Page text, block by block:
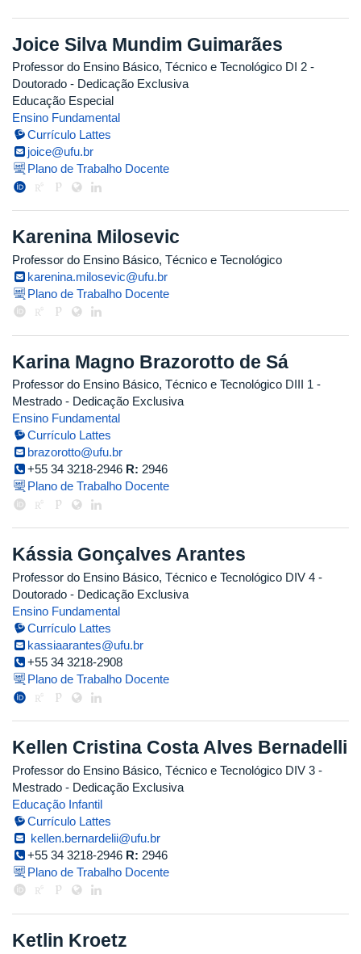
Joice Silva Mundim Guimarães
Professor do Ensino Básico, Técnico e Tecnológico DI 2 -
Doutorado - Dedicação Exclusiva
Educação Especial
Ensino Fundamental
Currículo Lattes
joice@ufu.br
Plano de Trabalho Docente
Karenina Milosevic
Professor do Ensino Básico, Técnico e Tecnológico
karenina.milosevic@ufu.br
Plano de Trabalho Docente
Karina Magno Brazorotto de Sá
Professor do Ensino Básico, Técnico e Tecnológico DIII 1 -
Mestrado - Dedicação Exclusiva
Ensino Fundamental
Currículo Lattes
brazorotto@ufu.br
+55 34 3218-2946 R:2946
Plano de Trabalho Docente
Kássia Gonçalves Arantes
Professor do Ensino Básico, Técnico e Tecnológico DIV 4 -
Doutorado - Dedicação Exclusiva
Ensino Fundamental
Currículo Lattes
kassiaarantes@ufu.br
+55 34 3218-2908
Plano de Trabalho Docente
Kellen Cristina Costa Alves Bernadelli
Professor do Ensino Básico, Técnico e Tecnológico DIV 3 -
Mestrado - Dedicação Exclusiva
Educação Infantil
Currículo Lattes
kellen.bernardelii@ufu.br
+55 34 3218-2946 R: 2946
Plano de Trabalho Docente
Ketlin Kroetz